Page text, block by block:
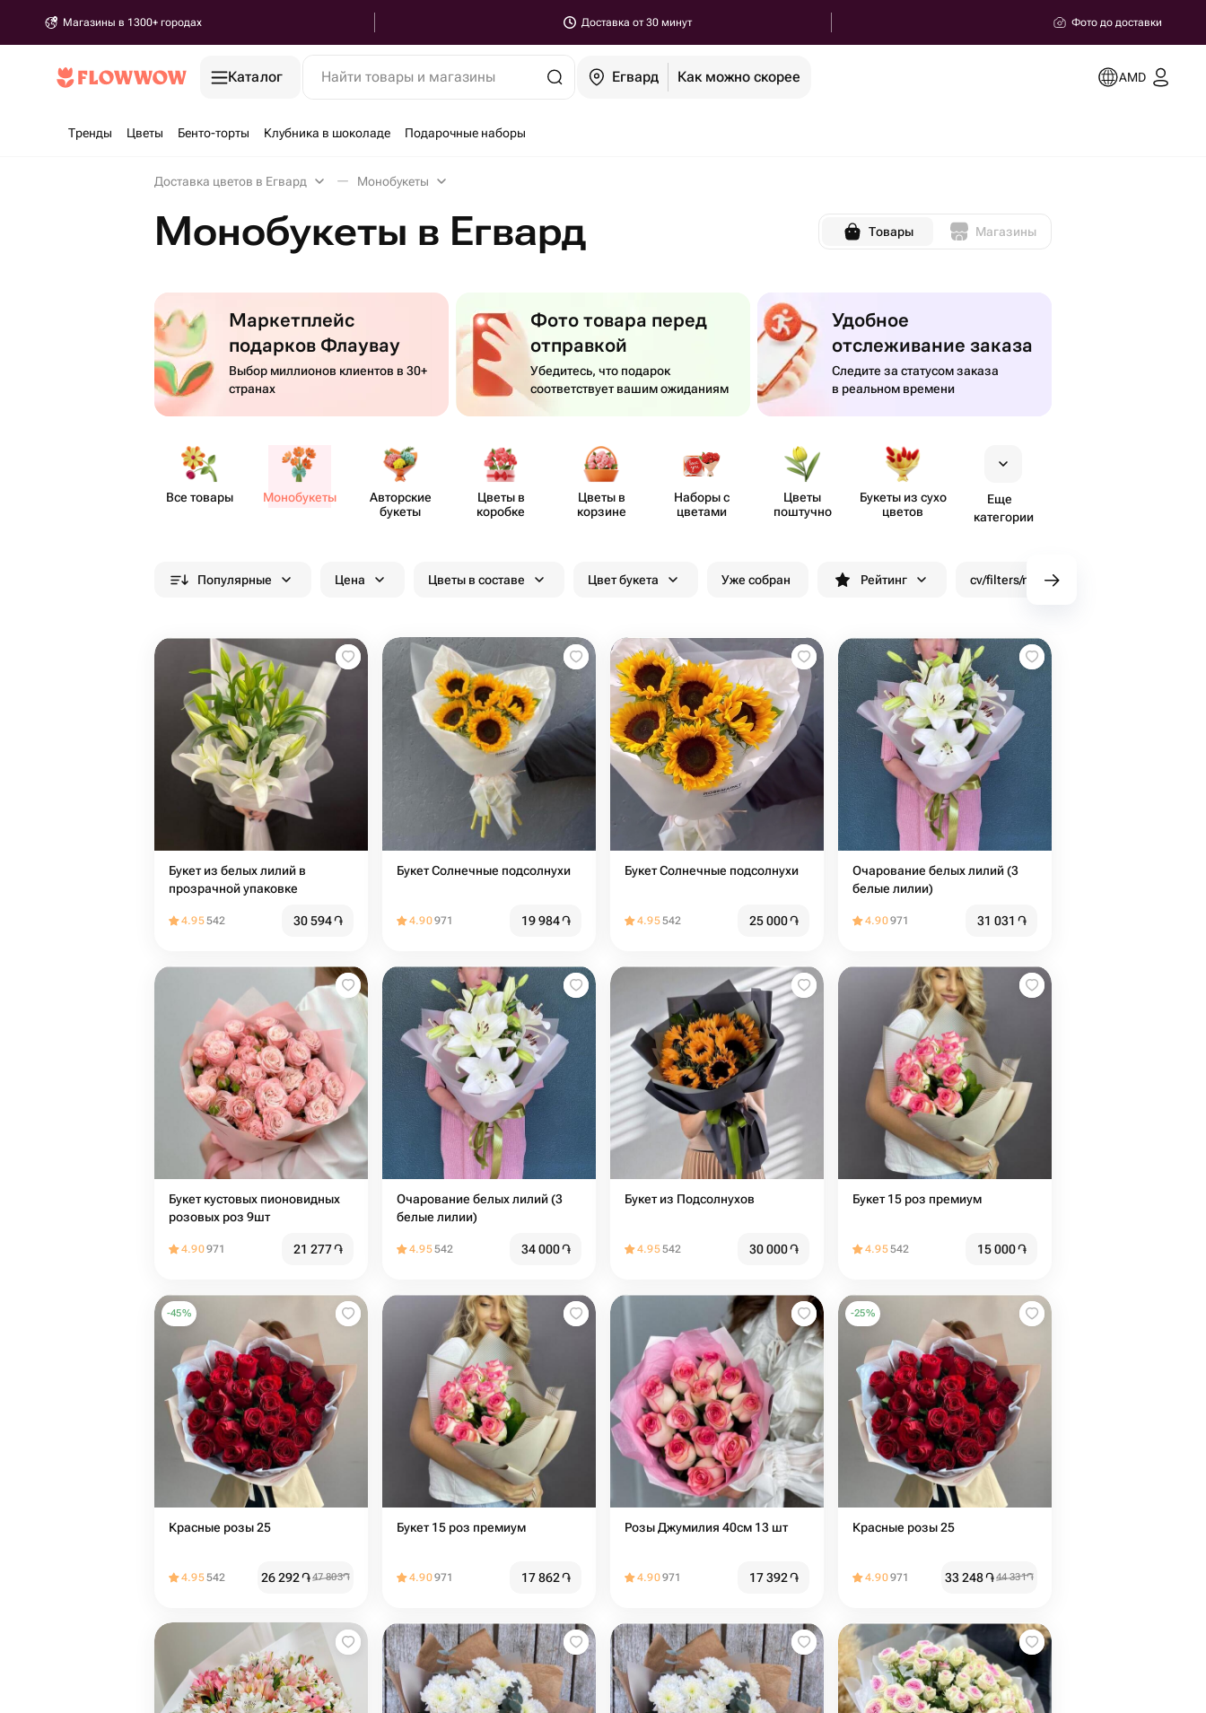
Магазины в 1300+ городах Доставка от 30 минут Фото до доставки
Каталог Найти товары и магазины Егвард Как можно скорее AMD
Тренды Цветы Бенто-торты Клубника в шоколаде Подарочные наборы
Доставка цветов в Егвард Монобукеты
Монобукеты в Егвард Товары Магазины
Маркетплейс
подарков Флаувау
Выбор миллионов клиентов в 30+
странах
Фото товара перед
отправкой
Убедитесь, что подарок
соответствует вашим ожиданиям
Удобное
отслеживание заказа
Следите за статусом заказа
в реальном времени
Все товары Моно​букеты
Авторские
букеты
Цветы в
коробке
Цветы в
корзине
Наборы с
цветами
Цветы
поштучно
Букеты из сухо​
цветов
Еще
категории
Популярные Цена Цветы в составе Цвет букета Уже собран Рейтинг cv/filters/name_fast_delivery
Букет из белых лилий в
прозрачной упаковке
4.95542 30 594֏
Букет Солнечные подсолнухи
4.90971 19 984֏
Букет Солнечные подсолнухи
4.95542 25 000֏
Очарование белых лилий (3
белые лилии)
4.90971 31 031 ֏
Букет кустовых пионовидных
розовых роз 9шт
4.90971 21 277֏
Очарование белых лилий (3
белые лилии)
4.95542 34 000֏
Букет из Подсолнухов
4.95542 30 000֏
Букет 15 роз премиум
4.95542 15 000֏
-45%
Красные розы 25
4.95542 26 292֏47 803֏
Букет 15 роз премиум
4.90971 17 862֏
Розы Джумилия 40см 13 шт
4.90971 17 392֏
-25%
Красные розы 25
4.90971 33 248֏44 331֏